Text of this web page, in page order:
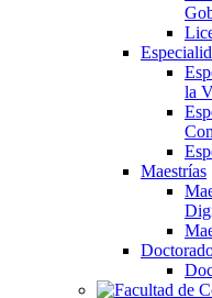
la
Maestrías